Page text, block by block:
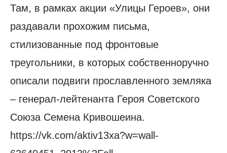
Там, в рамках акции «Улицы Героев», они
раздавали прохожим письма,
стилизованные под фронтовые
треугольники, в которых собственноручно
описали подвиги прославленного земляка
– генерал-лейтенанта Героя Советского
Союза Семена Кривошеина.
https://vk.com/aktiv13xa?w=wall-